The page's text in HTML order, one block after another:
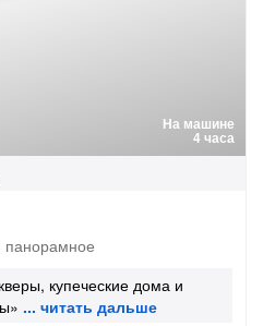
На машине
4 часа
панорамное
купеческие дома и